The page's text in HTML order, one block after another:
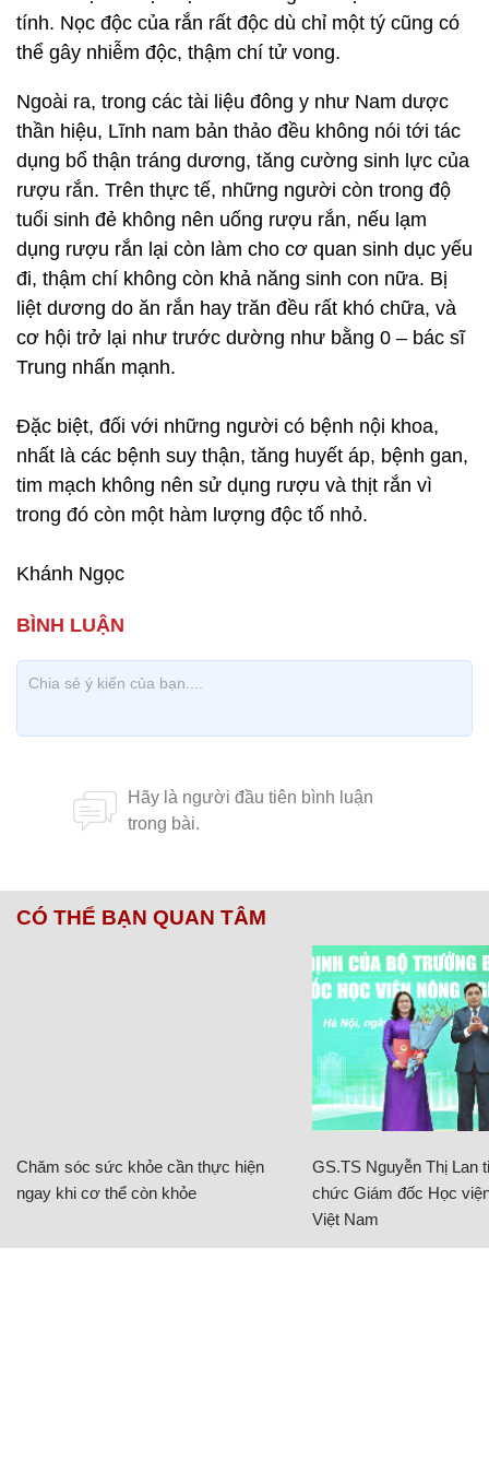
tính. Nọc độc của rắn rất độc dù chỉ một tý cũng có
thể gây nhiễm độc, thậm chí tử vong.
Ngoài ra, trong các tài liệu đông y như Nam dược
thần hiệu, Lĩnh nam bản thảo đều không nói tới tác
dụng bổ thận tráng dương, tăng cường sinh lực của
rượu rắn. Trên thực tế, những người còn trong độ
tuổi sinh đẻ không nên uống rượu rắn, nếu lạm
dụng rượu rắn lại còn làm cho cơ quan sinh dục yếu
đi, thậm chí không còn khả năng sinh con nữa. Bị
liệt dương do ăn rắn hay trăn đều rất khó chữa, và
cơ hội trở lại như trước dường như bằng 0 – bác sĩ
Trung nhấn mạnh.
Đặc biệt, đối với những người có bệnh nội khoa,
nhất là các bệnh suy thận, tăng huyết áp, bệnh gan,
tim mạch không nên sử dụng rượu và thịt rắn vì
trong đó còn một hàm lượng độc tố nhỏ.
Khánh Ngọc
CÓ THỂ BẠN QUAN TÂM
Chăm sóc sức khỏe cần thực hiện
ngay khi cơ thể còn khỏe
GS.TS Nguyễn Thị Lan
chức Giám đốc Học
Việt Nam